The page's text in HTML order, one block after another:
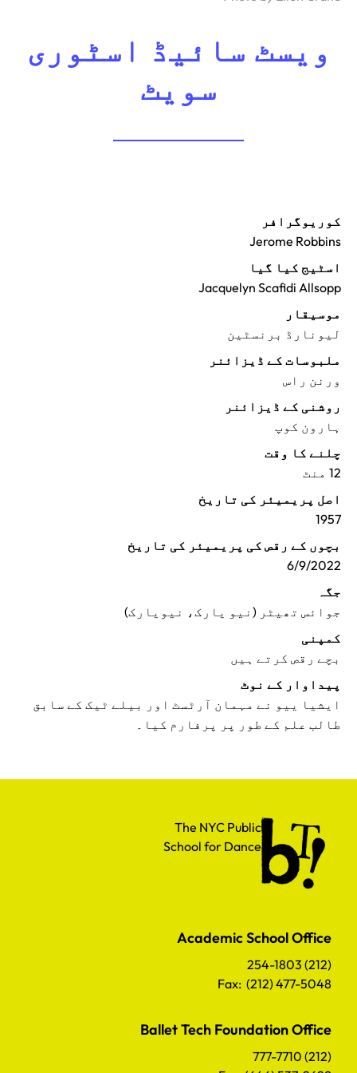
ویسٹ سائیڈ اسٹوری
سویٹ
کوریوگرافر
Jerome Robbins
اسٹیج کیا گیا
Jacquelyn Scafidi Allsopp
موسیقار
لیونارڈ برنسٹین
ملبوسات کے ڈیزائنر
ورنن راس
روشنی کے ڈیزائنر
ہارون کوپ
چلنے کا وقت
12 منٹ
اصل پریمیئر کی تاریخ
1957
بچوں کے رقص کی پریمیئر کی تاریخ
6/9/2022
جگہ
جوائس تھیٹر (نیو یارک، نیویارک)
کمپنی
بچے رقص کرتے ہیں
پیداوار کے نوٹ
ایشیا ییو نے مہمان آرٹسٹ اور بیلے ٹیک کے سابق
طالب علم کے طور پر پرفارم کیا۔
The NYC Public School for Dance
The NYC Public
School for Dance
Academic School Office
(212) 254-1803
Fax: (212) 477-5048
Ballet Tech Foundation Office
(212) 777-7710